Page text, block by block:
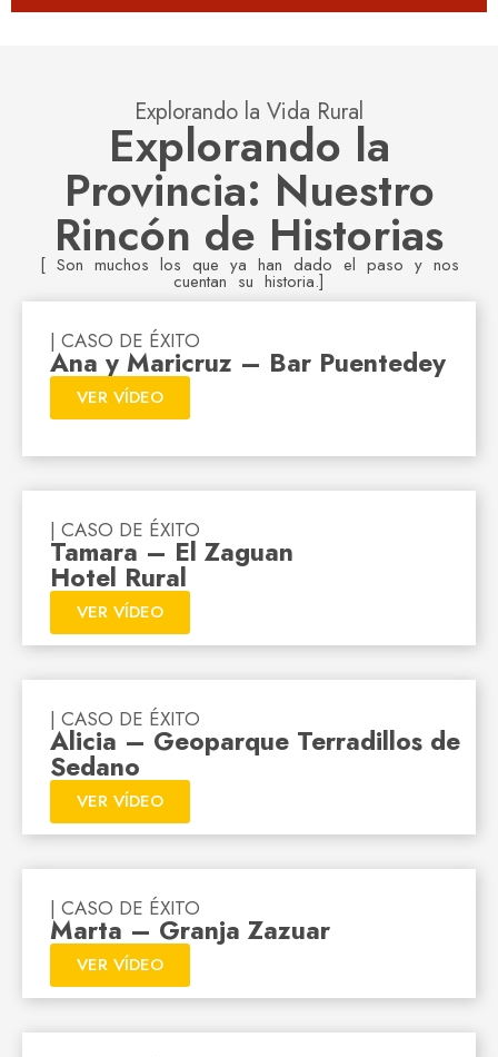
Explorando la Vida Rural
Explorando la
Provincia: Nuestro
Rincón de Historias
[ Son muchos los que ya han dado el paso y nos
cuentan su historia.]
| CASO DE ÉXITO
Ana y Maricruz – Bar Puentedey
VER VÍDEO
| CASO DE ÉXITO
Tamara – El Zaguan
Hotel Rural
VER VÍDEO
| CASO DE ÉXITO
Alicia – Geoparque Terradillos de
Sedano
VER VÍDEO
| CASO DE ÉXITO
Marta – Granja Zazuar
VER VÍDEO